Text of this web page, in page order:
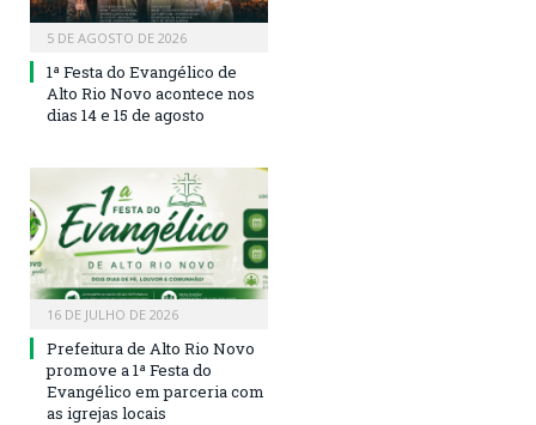
5 DE AGOSTO DE 2026
1ª Festa do Evangélico de
Alto Rio Novo acontece nos
dias 14 e 15 de agosto
16 DE JULHO DE 2026
Prefeitura de Alto Rio Novo
promove a 1ª Festa do
Evangélico em parceria com
as igrejas locais